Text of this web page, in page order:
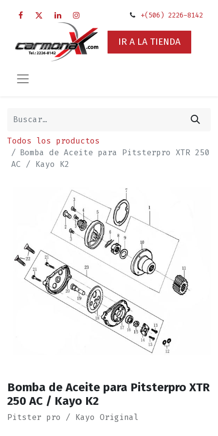
+(506) 2226-8142
IR A LA TIENDA
Todos los productos
Bomba de Aceite para Pitsterpro XTR 250
AC / Kayo K2
Bomba de Aceite para Pitsterpro XTR
250 AC / Kayo K2
Pitster pro / Kayo Original